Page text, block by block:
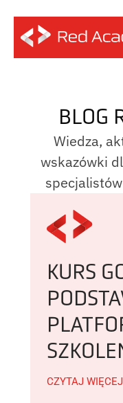
BLOG
Wiedza,
wskazówki
KURS
CZYTAJ WIĘCEJ